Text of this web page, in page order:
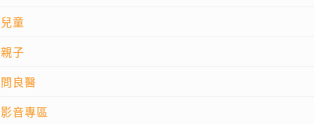
兒童
親子
問良醫
影音專區